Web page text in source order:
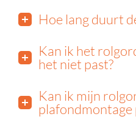
Hoe lang duurt
Kan ik het
het niet past?
Kan ik mijn
plafondmontage